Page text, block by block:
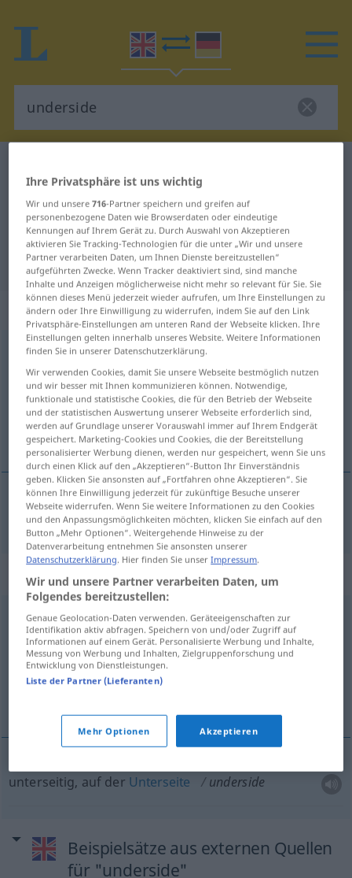
Englisch-Deutsch Übersetzung für
"underside"
"underside" Deutsch Übersetzung
„underside“: noun
underside s
Übersicht aller Übersetzungen
(Für mehr Details die Übersetzung anklicken/antippen)
Unterseite
Unterseitef underside
„underside“: adjective
undersideadj
Übersicht aller Übersetzungen
(Für mehr Details die Übersetzung anklicken/antippen)
unterseitig, auf der Unterseite underside
Beispielsätze aus externen Quellen
für "underside"
Ihre Privatsphäre ist uns wichtig
Wir und unsere716-Partner speichern und greifen auf
personenbezogene Daten wie Browserdaten oder eindeutige
Kennungen auf Ihrem Gerät zu. Durch Auswahl von Akzeptieren
aktivieren Sie Tracking-Technologien für die unter „Wir und unsere
Partner verarbeiten Daten, um Ihnen Dienste bereitzustellen“
aufgeführten Zwecke. Wenn Tracker deaktiviert sind, sind manche
Inhalte und Anzeigen möglicherweise nicht mehr so relevant für Sie. Sie
können dieses Menü jederzeit wieder aufrufen, um Ihre Einstellungen zu
ändern oder Ihre Einwilligung zu widerrufen, indem Sie auf den Link
Privatsphäre-Einstellungen am unteren Rand der Webseite klicken. Ihre
Einstellungen gelten innerhalb unseres Website. Weitere Informationen
finden Sie in unserer Datenschutzerklärung.
Wir verwenden Cookies, damit Sie unsere Webseite bestmöglich nutzen
und wir besser mit Ihnen kommunizieren können. Notwendige,
funktionale und statistische Cookies, die für den Betrieb der Webseite
und der statistischen Auswertung unserer Webseite erforderlich sind,
werden auf Grundlage unserer Vorauswahl immer auf Ihrem Endgerät
gespeichert. Marketing-Cookies und Cookies, die der Bereitstellung
personalisierter Werbung dienen, werden nur gespeichert, wenn Sie uns
durch einen Klick auf den „Akzeptieren“-Button Ihr Einverständnis
geben. Klicken Sie ansonsten auf „Fortfahren ohne Akzeptieren“. Sie
können Ihre Einwilligung jederzeit für zukünftige Besuche unserer
Webseite widerrufen. Wenn Sie weitere Informationen zu den Cookies
und den Anpassungsmöglichkeiten möchten, klicken Sie einfach auf den
Button „Mehr Optionen“. Weitergehende Hinweise zu der
Datenverarbeitung entnehmen Sie ansonsten unserer
Datenschutzerklärung. Hier finden Sie unserImpressum.
Wir und unsere Partner verarbeiten Daten, um
Folgendes bereitzustellen:
Genaue Geolocation-Daten verwenden. Geräteeigenschaften zur
Identifikation aktiv abfragen. Speichern von und/oder Zugriff auf
Informationen auf einem Gerät. Personalisierte Werbung und Inhalte,
Messung von Werbung und Inhalten, Zielgruppenforschung und
Entwicklung von Dienstleistungen.
Liste der Partner (Lieferanten)
Mehr Optionen Akzeptieren